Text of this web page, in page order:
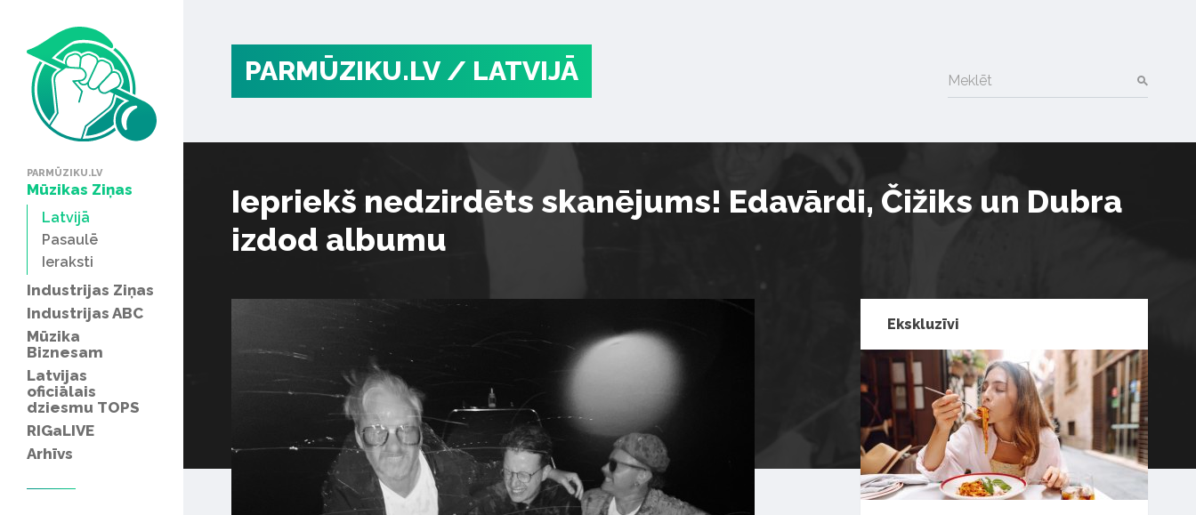
PARMŪZIKU.LV
Mūzikas Ziņas
Latvijā
Pasaulē
Ieraksti
Industrijas Ziņas
Industrijas ABC
Mūzika
Biznesam
Latvijas
oficiālais
dziesmu TOPS
RIGaLIVE
Arhīvs
PARMŪZIKU.LV / LATVIJĀ Meklēt
Iepriekš nedzirdēts skanējums! Edavārdi, Čižiks un Dubra
izdod albumu
Ekskluzīvi